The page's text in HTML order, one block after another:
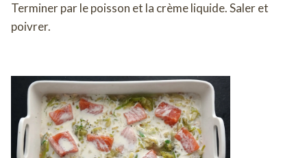
Terminer par le poisson et la crème liquide. Saler et
poivrer.